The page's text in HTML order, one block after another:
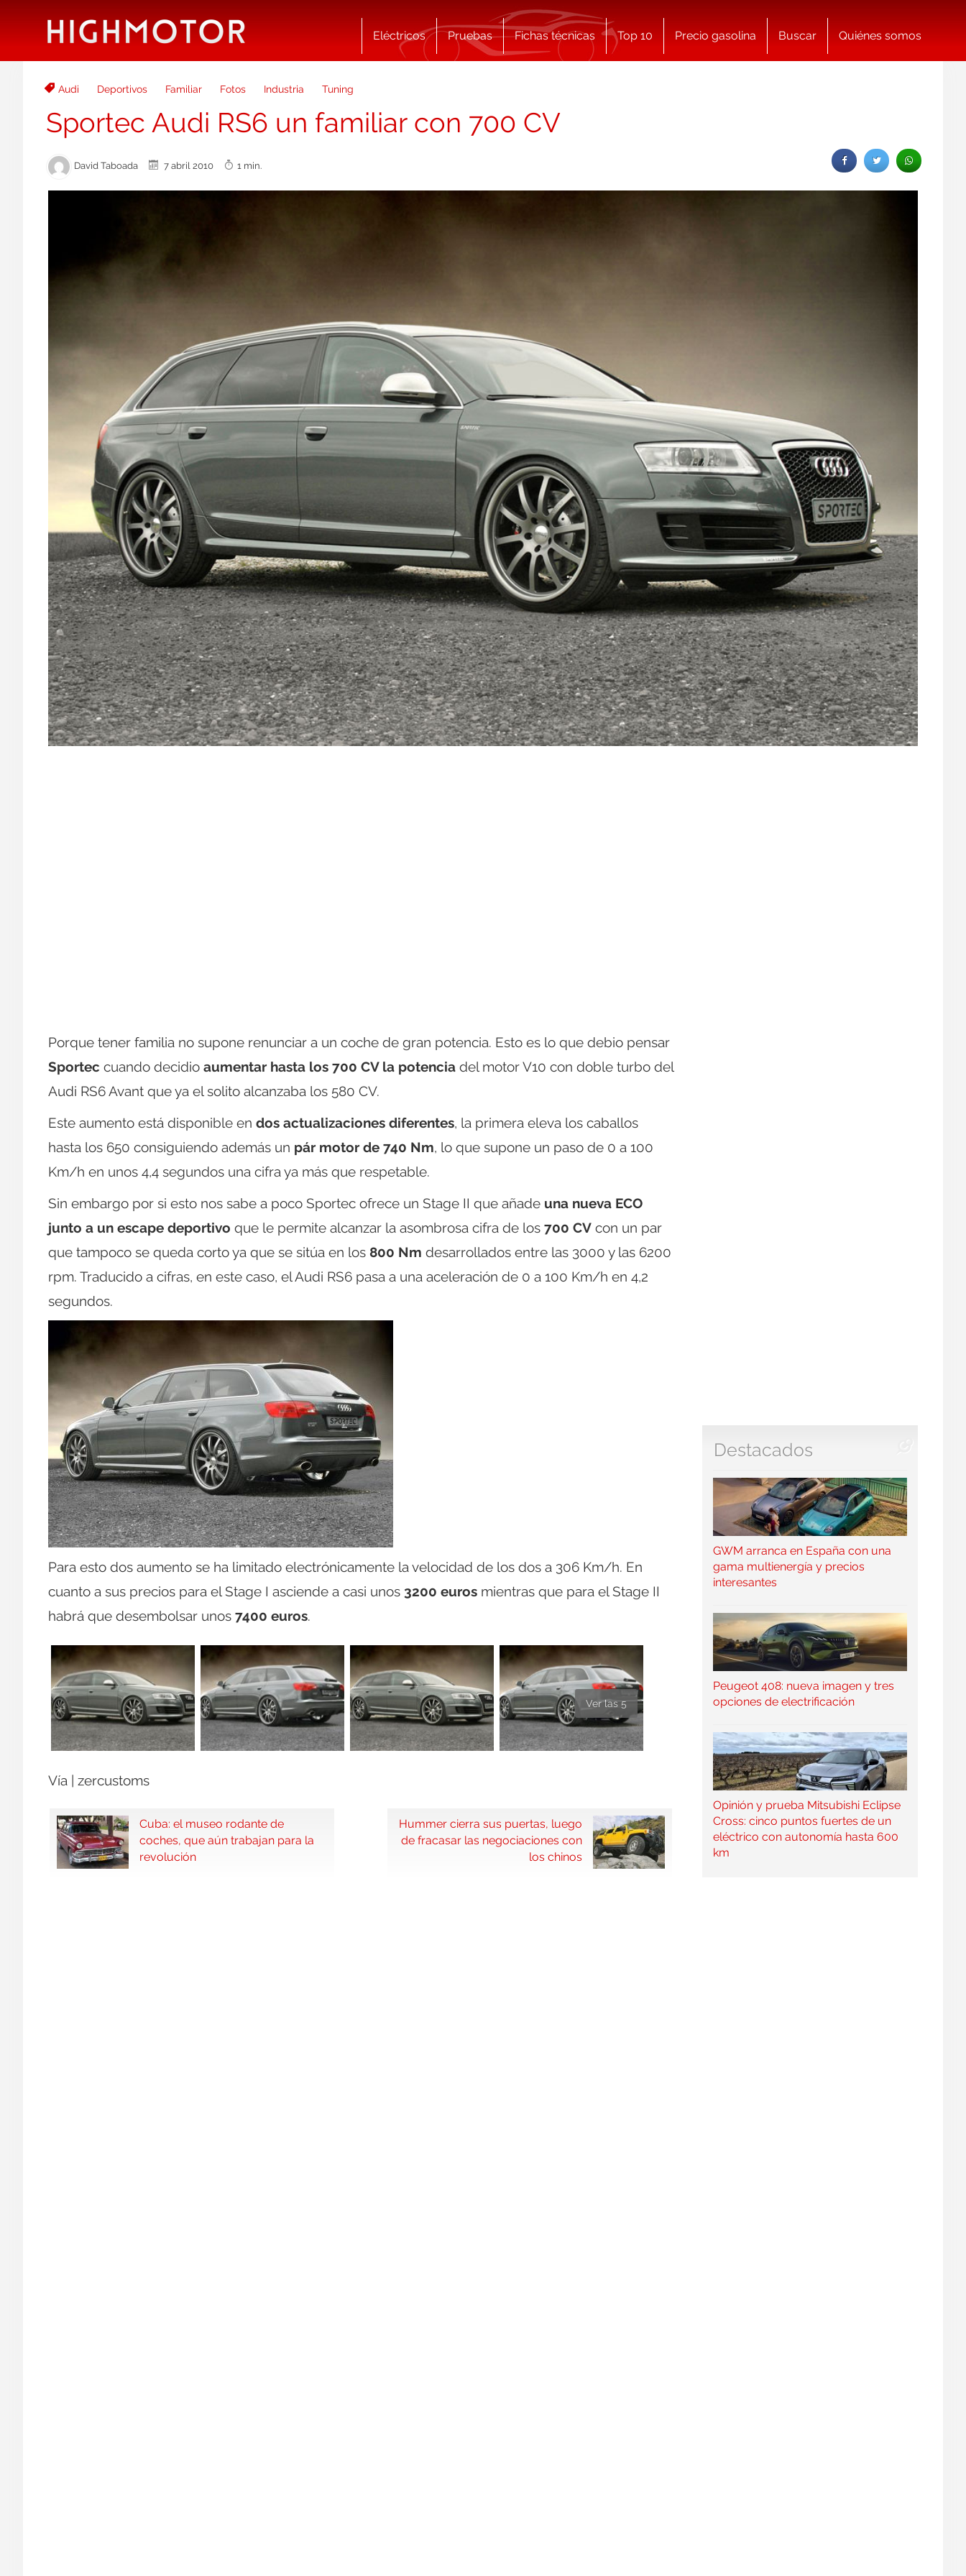
Eléctricos Pruebas Fichas técnicas Top 10 Precio gasolina Buscar Quiénes somos
Audi Deportivos Familiar Fotos Industria Tuning
Sportec Audi RS6 un familiar con 700 CV
David Taboada 7 abril 2010 1 min.
Porque tener familia no supone renunciar a un coche de gran potencia. Esto es lo que debio pensar
Sportec cuando decidio aumentar hasta los 700 CV la potencia del motor V10 con doble turbo del
Audi RS6 Avant que ya el solito alcanzaba los 580 CV.
Este aumento está disponible en dos actualizaciones diferentes, la primera eleva los caballos
hasta los 650 consiguiendo además un pár motor de 740 Nm, lo que supone un paso de 0 a 100
Km/h en unos 4,4 segundos una cifra ya más que respetable.
Sin embargo por si esto nos sabe a poco Sportec ofrece un Stage II que añade una nueva ECO
junto a un escape deportivo que le permite alcanzar la asombrosa cifra de los 700 CV con un par
que tampoco se queda corto ya que se sitúa en los 800 Nm desarrollados entre las 3000 y las 6200
rpm. Traducido a cifras, en este caso, el Audi RS6 pasa a una aceleración de 0 a 100 Km/h en 4,2
segundos.
Para esto dos aumento se ha limitado electrónicamente la velocidad de los dos a 306 Km/h. En
cuanto a sus precios para el Stage I asciende a casi unos 3200 euros mientras que para el Stage II
habrá que desembolsar unos 7400 euros.
Ver las 5
Vía | zercustoms
Cuba: el museo rodante de
coches, que aún trabajan para la
revolución
Hummer cierra sus puertas, luego
de fracasar las negociaciones con
los chinos
Destacados
GWM arranca en España con una
gama multienergía y precios
interesantes
Peugeot 408: nueva imagen y tres
opciones de electrificación
Opinión y prueba Mitsubishi Eclipse
Cross: cinco puntos fuertes de un
eléctrico con autonomía hasta 600
km